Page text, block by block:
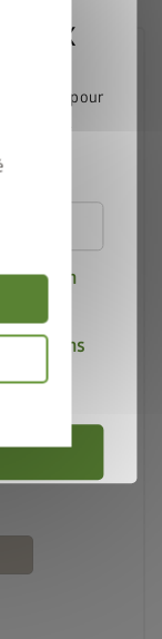
confidentialité
pour
au sort.
en
conditions